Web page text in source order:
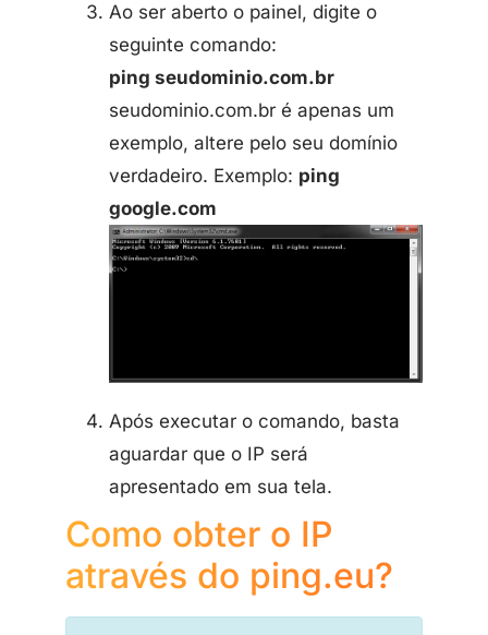
Ao ser aberto o painel, digite o
seguinte comando:
ping seudominio.com.br
seudominio.com.br é apenas um
exemplo, altere pelo seu domínio
verdadeiro. Exemplo: ping
google.com
Após executar o comando, basta
aguardar que o IP será
apresentado em sua tela.
Como obter o IP
através do ping.eu?